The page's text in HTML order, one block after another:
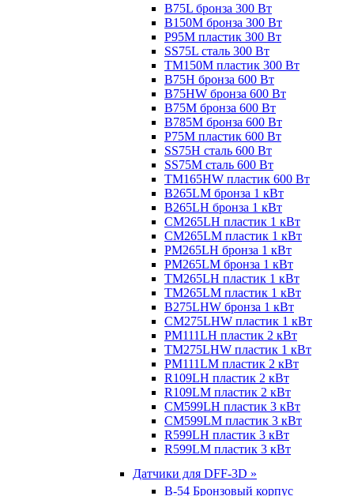
B75L бронза 300 Вт
B150M бронза 300 Вт
P95M пластик 300 Вт
SS75L сталь 300 Вт
TM150M пластик 300 Вт
B75H бронза 600 Вт
B75HW бронза 600 Вт
B75M бронза 600 Вт
B785M бронза 600 Вт
P75M пластик 600 Вт
SS75H сталь 600 Вт
SS75M сталь 600 Вт
TM165HW пластик 600 Вт
B265LM бронза 1 кВт
B265LH бронза 1 кВт
CM265LH пластик 1 кВт
CM265LM пластик 1 кВт
PM265LH бронза 1 кВт
PM265LM бронза 1 кВт
TM265LH пластик 1 кВт
TM265LM пластик 1 кВт
B275LHW бронза 1 кВт
CM275LHW пластик 1 кВт
PM111LH пластик 2 кВт
TM275LHW пластик 1 кВт
PM111LM пластик 2 кВт
R109LH пластик 2 кВт
R109LM пластик 2 кВт
CM599LH пластик 3 кВт
CM599LM пластик 3 кВт
R599LH пластик 3 кВт
R599LM пластик 3 кВт
Датчики для DFF-3D »
B-54 Бронзовый корпус